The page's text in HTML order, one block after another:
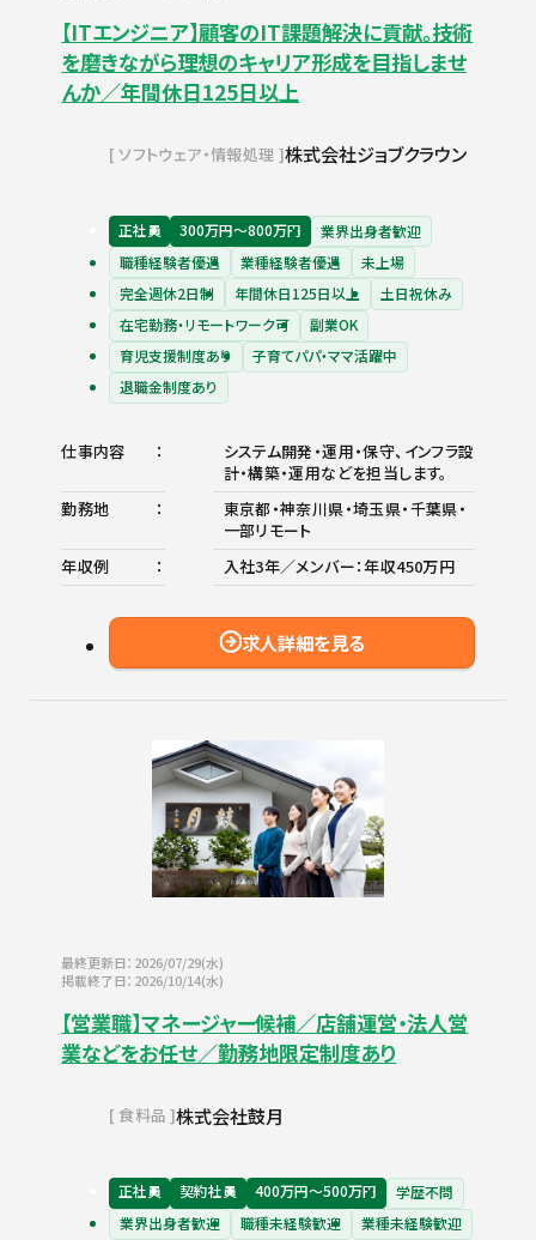
【ITエンジニア】顧客のIT課題解決に貢献。技術
を磨きながら理想のキャリア形成を目指しませ
んか／年間休日125日以上
ソフトウェア・情報処理 株式会社ジョブクラウン
正社員 300万円〜800万円
業界出身者歓迎
職種経験者優遇
業種経験者優遇
未上場
完全週休2日制
年間休日125日以上
土日祝休み
在宅勤務・リモートワーク可
副業OK
育児支援制度あり
子育てパパ・ママ活躍中
退職金制度あり
仕事内容
システム開発・運用・保守、インフラ設
計・構築・運用などを担当します。
勤務地
東京都・神奈川県・埼玉県・千葉県・
一部リモート
年収例
入社3年／メンバー：年収450万円
求人詳細を見る
最終更新日：2026/07/29(水)
掲載終了日：2026/10/14(水)
【営業職】マネージャー候補／店舗運営・法人営
業などをお任せ／勤務地限定制度あり
食料品 株式会社鼓月
正社員 契約社員 400万円〜500万円
学歴不問
業界出身者歓迎
職種未経験歓迎 業種未経験歓迎